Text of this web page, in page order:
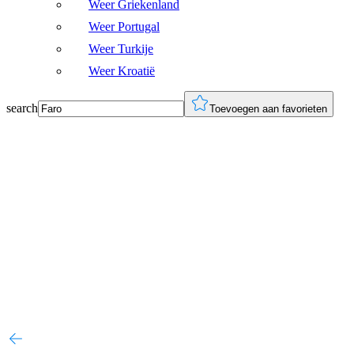
Weer Griekenland
Weer Portugal
Weer Turkije
Weer Kroatië
search Toevoegen aan favorieten